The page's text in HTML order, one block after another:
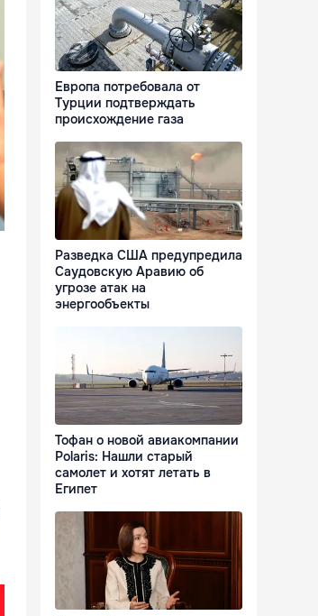
Европа потребовала от
Турции подтверждать
происхождение газа
Разведка США предупредила
Саудовскую Аравию об
угрозе атак на
энергообъекты
Тофан о новой авиакомпании
Polaris: Нашли старый
самолет и хотят летать в
Египет